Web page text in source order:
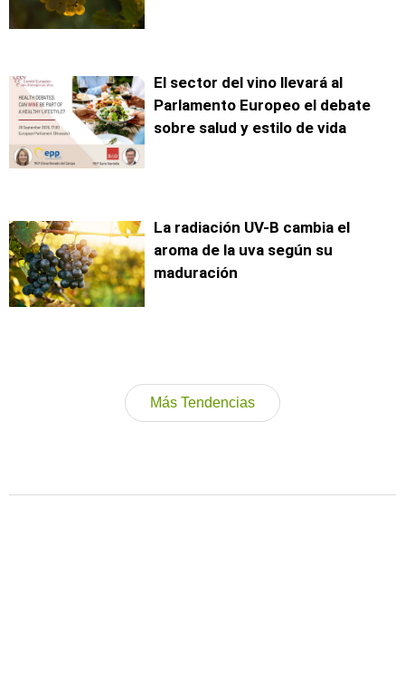
El sector del vino llevará al
Parlamento Europeo el debate
sobre salud y estilo de vida
La radiación UV-B cambia el
aroma de la uva según su
maduración
Más Tendencias